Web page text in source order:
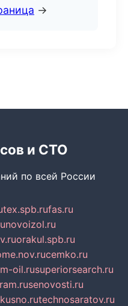
→
и СТО
по всей России
fas.ru
novoizol.ru
orakul.spb.ru
cemko.ru
oil.rusuperiorsearch.ru
senovosti.ru
technosaratov.ru